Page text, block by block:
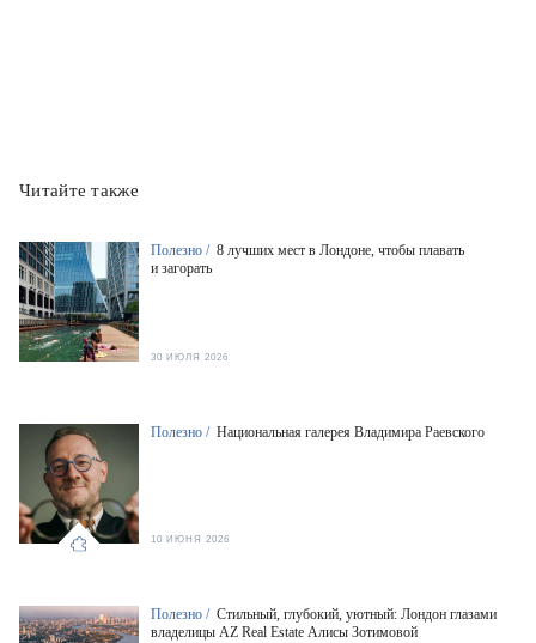
Читайте также
Полезно / 8 лучших мест в Лондоне, чтобы плавать
и загорать
30 ИЮЛЯ 2026
Полезно / Национальная галерея Владимира Раевского
10 ИЮНЯ 2026
Полезно / Стильный, глубокий, уютный: Лондон глазами
владелицы AZ Real Estate Алисы Зотимовой